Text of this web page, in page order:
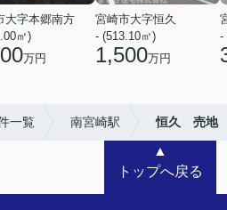
大字本郷南方
㎡)
万円
宮崎市大字恒久
- (513.10㎡)
1,500万円
-
一覧 南宮崎駅 恒久 売地
▲
トップへ戻る